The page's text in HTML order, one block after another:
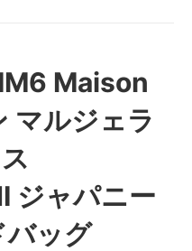
Maison
マルジェラ
ジャパニー
バッグ